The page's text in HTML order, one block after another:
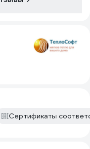
Сертификаты